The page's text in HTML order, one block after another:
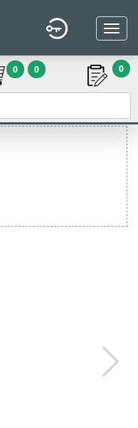
0 0 0
продукция
Ручки